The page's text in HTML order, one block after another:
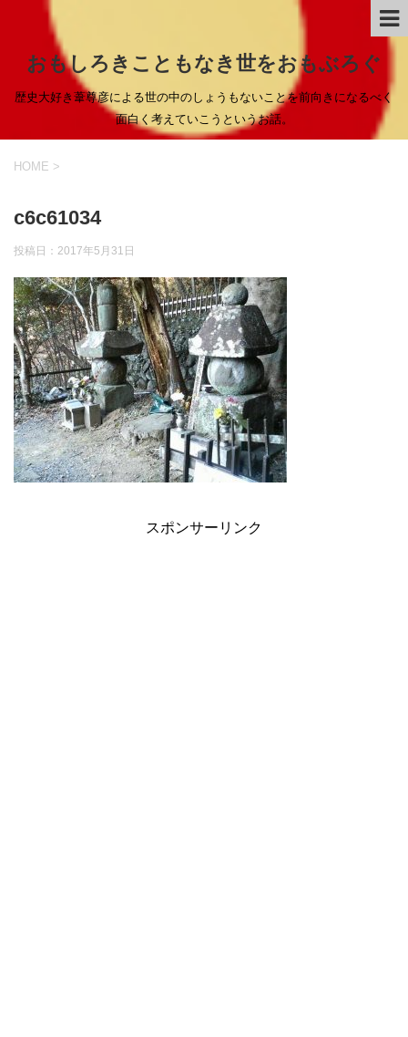
おもしろきこともなき世をおもぶろぐ
歴史大好き葦尊彦による世の中のしょうもないことを前向きになるべく
面白く考えていこうというお話。
HOME >
c6c61034
投稿日： 2017年5月31日
スポンサーリンク